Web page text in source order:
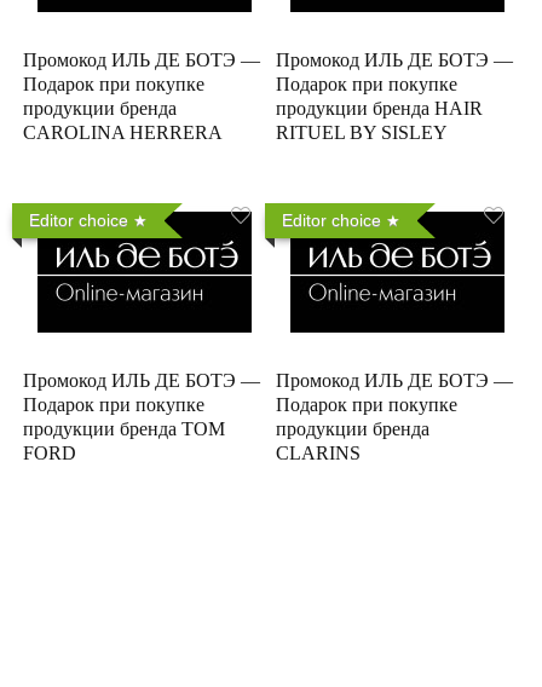
Промокод ИЛЬ ДЕ БОТЭ —
Подарок при покупке
продукции бренда
CAROLINA HERRERA
Промокод ИЛЬ ДЕ БОТЭ —
Подарок при покупке
продукции бренда HAIR
RITUEL BY SISLEY
Editor choice
Промокод ИЛЬ ДЕ БОТЭ —
Подарок при покупке
продукции бренда TOM
FORD
Editor choice
Промокод ИЛЬ ДЕ БОТЭ —
Подарок при покупке
продукции бренда
CLARINS